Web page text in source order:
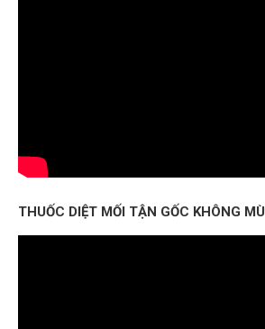
THUỐC DIỆT MỐI TẬN GỐC KHÔNG MÙI